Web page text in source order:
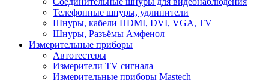
Телефонные шнуры, удлинители
Шнуры, кабели HDMI, DVI, VGA, TV
Шнуры, Разъёмы Амфенол
Измерительные приборы
Автотестеры
Измерители TV сигнала
Измерительные приборы Mastech